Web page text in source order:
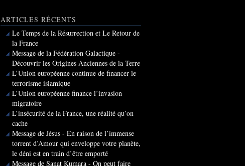
ARTICLES RÉCENTS
Le Temps de la Résurrection et Le Retour de
la France
Message de la Fédération Galactique -
Découvrir les Origines Anciennes de la Terre
L’Union européenne continue de financer le
terrorisme islamique
L’Union européenne finance l’invasion
migratoire
L’insécurité de la France, une réalité qu’on
cache
Message de Jésus - En raison de l’immense
torrent d’Amour qui enveloppe votre planète,
le déni est en train d’être emporté
Message de Sanat Kumara - On peut faire